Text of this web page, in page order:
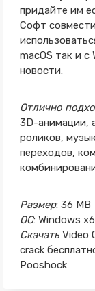
придайте им
Софт
macOS так и с
новости.
Отлично
3D-анимации,
роликов,
переходов,
Размер: 36 MB
ОС: Windows
Скачать Video
crack
Pooshock